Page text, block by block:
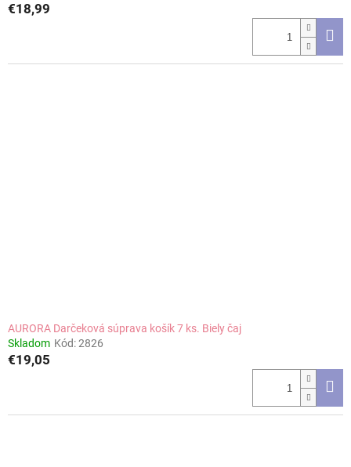
€18,99
AURORA Darčeková súprava košík 7 ks. Biely čaj
Skladom Kód:2826
€19,05